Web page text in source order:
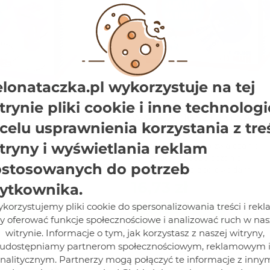
+ PŁYN
DZIECI
40 ML
+ płyn na komary
Bros 40 ml do
i zabezpieczania
owadami
Działa
oknach i
Zabezpiecza
20 m² (ok. 50 m3)
stosowaniu 8 h na
ochronę uzyskuje
ELEKTROFUMIGATOR +
KOMARY BROS
Elektrofumigator + wkłady (10
na komary Bros do zwalczania
komarów i zabezpieczania
pomieszczeń przed owadami
włączonym świetle. Wkład
zabezpiecza pomieszczenie ok.
przez ok. 10 godzin. Optymalną
ochronę uzyskuje się po 30 min.
włączenia.
Do koszyka
wykorzystuje na tej
pliki cookie i inne
usprawnienia korzystania z
i wyświetlania reklam
do potrzeb
pliki cookie do spersonalizowania treści i
oferować funkcje społecznościowe i analizować ruch w
witrynie. Informacje o tym, jak korzystasz z naszej witryny,
udostępniamy partnerom społecznościowym, reklamowym i
Partnerzy mogą połączyć te informacje z